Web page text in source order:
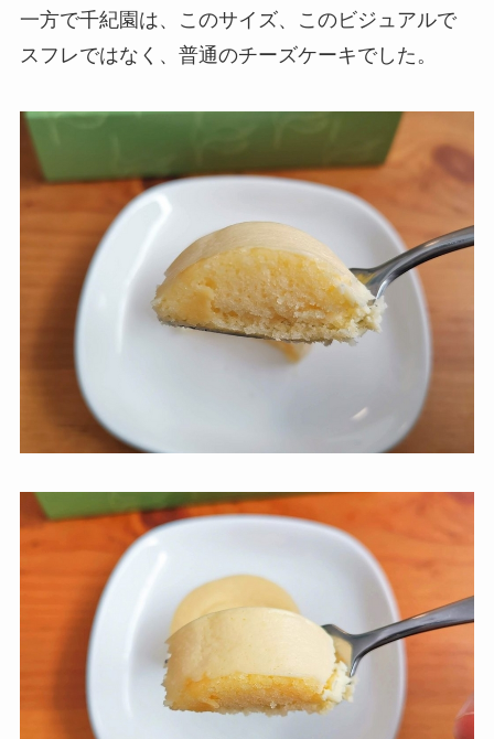
一方で千紀園は、このサイズ、このビジュアルで
スフレではなく、普通のチーズケーキでした。